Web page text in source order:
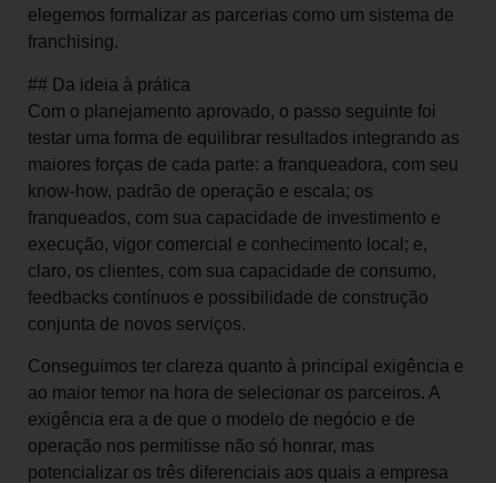
elegemos formalizar as parcerias como um sistema de
franchising.
## Da ideia à prática
Com o planejamento aprovado, o passo seguinte foi
testar uma forma de equilibrar resultados integrando as
maiores forças de cada parte: a franqueadora, com seu
know-how, padrão de operação e escala; os
franqueados, com sua capacidade de investimento e
execução, vigor comercial e conhecimento local; e,
claro, os clientes, com sua capacidade de consumo,
feedbacks contínuos e possibilidade de construção
conjunta de novos serviços.
Conseguimos ter clareza quanto à principal exigência e
ao maior temor na hora de selecionar os parceiros. A
exigência era a de que o modelo de negócio e de
operação nos permitisse não só honrar, mas
potencializar os três diferenciais aos quais a empresa